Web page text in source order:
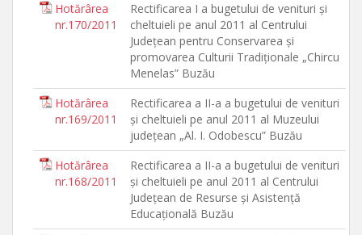
Hotărârea
nr.170/2011
Rectificarea I a bugetului de venituri şi
cheltuieli pe anul 2011 al Centrului
Judeţean pentru Conservarea şi
promovarea Culturii Tradiţionale „Chircu
Menelas” Buzău
Hotărârea
nr.169/2011
Rectificarea a II-a a bugetului de venituri
şi cheltuieli pe anul 2011 al Muzeului
judeţean „Al. I. Odobescu” Buzău
Hotărârea
nr.168/2011
Rectificarea a II-a a bugetului de venituri
şi cheltuieli pe anul 2011 al Centrului
Judeţean de Resurse şi Asistenţă
Educaţională Buzău